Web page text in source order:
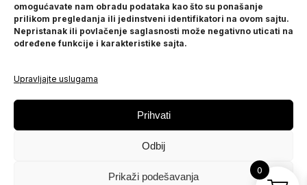
omogućavate nam obradu podataka kao što su ponašanje
prilikom pregledanja ili jedinstveni identifikatori na ovom sajtu.
Nepristanak ili povlačenje saglasnosti može negativno uticati na
određene funkcije i karakteristike sajta.
Upravljajte uslugama
Prihvati
Odbij
Prikaži podešavanja
POMOĆ
Politika privatnosti
PRATITE NAS
Instagram
0